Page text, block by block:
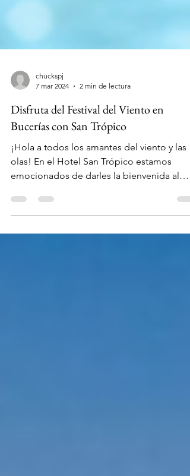
chuckspj
7 mar 2024
2 min de lectura
Disfruta del Festival del Viento en
Bucerías con San Trópico
¡Hola a todos los amantes del viento y las
emocionados de darles la bienvenida al
emocionante...